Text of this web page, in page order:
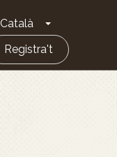
Català Toggle
Registra't